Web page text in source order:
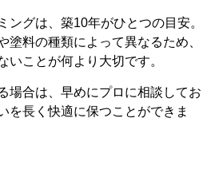
ングは、築10年がひとつの目安。
塗料の種類によって異なるため、
いことが何より大切です。
場合は、早めにプロに相談してお
を長く快適に保つことができま